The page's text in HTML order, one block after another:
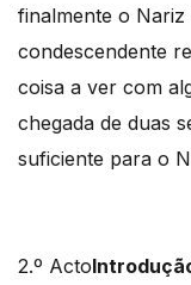
finalmente o
condescendente
coisa a ver com
chegada de duas
suficiente para o
2.º Acto